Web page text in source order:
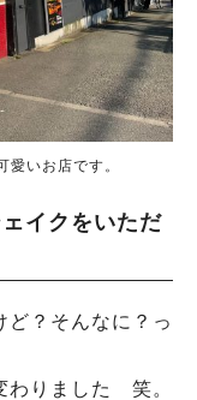
いお店です。
イクをいただ
ど？そんなに？っ
わりました 笑。